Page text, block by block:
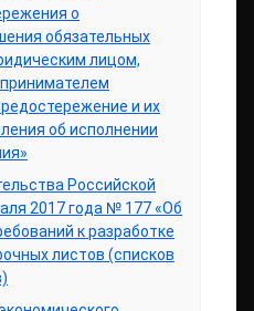
о
обязательных
лицом,
и их
об исполнении
Российской
2017 года № 177 «Об
к разработке
листов (списков